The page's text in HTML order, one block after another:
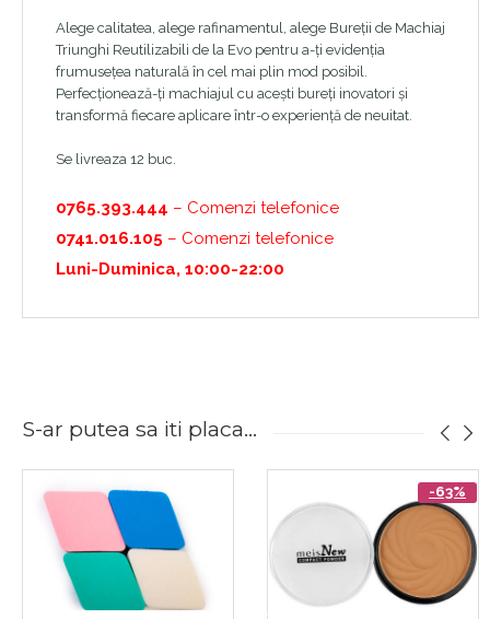
Alege calitatea, alege rafinamentul, alege Bureții de Machiaj
Triunghi Reutilizabili de la Evo pentru a-ți evidenția
frumusețea naturală în cel mai plin mod posibil.
Perfecționează-ți machiajul cu acești bureți inovatori și
transformă fiecare aplicare într-o experiență de neuitat.
Se livreaza 12 buc.
0765.393.444 – Comenzi telefonice
0741.016.105 – Comenzi telefonice
Luni-Duminica, 10:00-22:00
S-ar putea sa iti placa...
-63%